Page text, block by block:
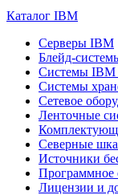
Каталог IBM
Серверы IBM
Блейд-
Системы IBM
Системы
Сетевое
Ленточные
Северные
Источники
Программное
Лицензии и